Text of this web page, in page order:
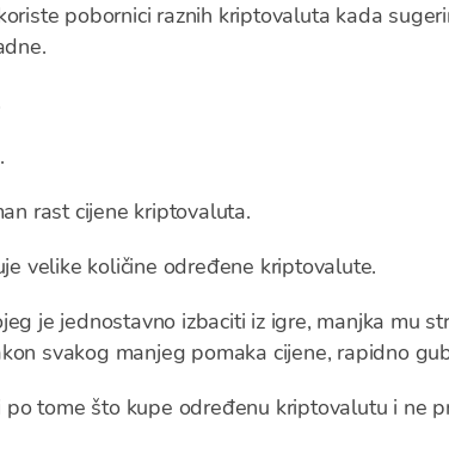
pobornici raznih kriptovaluta kada
rast cijene kriptovaluta.
velike količine određene kriptovalute.
je jednostavno izbaciti iz igre, manjka mu
svakog manjeg pomaka cijene, rapidno
tome što kupe određenu kriptovalutu i ne